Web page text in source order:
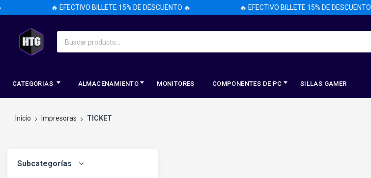
🔥 EFECTIVO BILLETE 15% DE DESCUENTO 🔥 🔥 EFECTIVO BILLETE 15% DE DESCUENTO 🔥
CATEGORIAS ALMACENAMIENTO MONITORES COMPONENTES DE PC SILLAS GAMER
Inicio Impresoras TICKET
Subcategorías